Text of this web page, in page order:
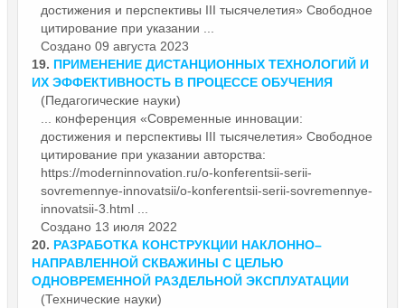
достижения и перспективы III тысячелетия» Свободное
цитирование при указании ...
Создано 09 августа 2023
19. ПРИМЕНЕНИЕ ДИСТАНЦИОННЫХ ТЕХНОЛОГИЙ И
ИХ ЭФФЕКТИВНОСТЬ В ПРОЦЕССЕ ОБУЧЕНИЯ
(Педагогические науки)
конференция «Современные инновации:
достижения и перспективы III тысячелетия» Свободное
цитирование при указании авторства:
https://moderninnovation.ru/o-konferentsii-serii-
sovremennye-innovatsii/o-konferentsii-serii-sovremennye-
innovatsii-3.html ...
Создано 13 июля 2022
20. РАЗРАБОТКА КОНСТРУКЦИИ НАКЛОННО–
НАПРАВЛЕННОЙ СКВАЖИНЫ С ЦЕЛЬЮ
ОДНОВРЕМЕННОЙ РАЗДЕЛЬНОЙ ЭКСПЛУАТАЦИИ
(Технические науки)